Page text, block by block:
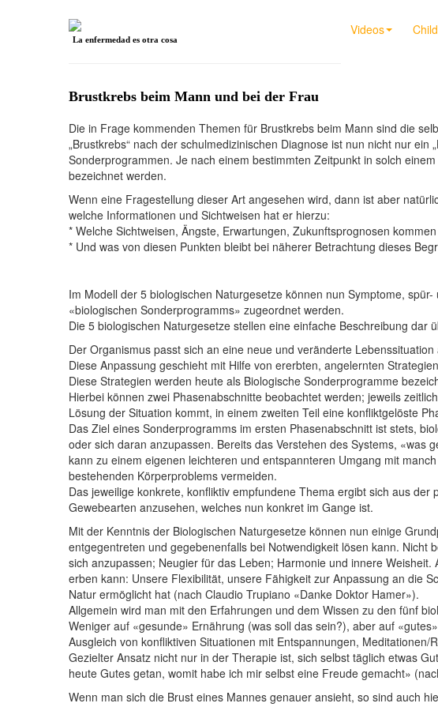
Videos
La enfermedad es otra cosa
Brustkrebs beim Mann und bei der Frau
Die in Frage kommenden Themen für Brustkrebs beim Mann sind die
„Brustkrebs“ nach der schulmedizinischen Diagnose ist nun nicht nur
Sonderprogrammen. Je nach einem bestimmten Zeitpunkt in solch
bezeichnet werden.
Wenn eine Fragestellung dieser Art angesehen wird, dann ist aber
welche Informationen und Sichtweisen hat er hierzu:
* Welche Sichtweisen, Ängste, Erwartungen, Zukunftsprognosen
* Und was von diesen Punkten bleibt bei näherer Betrachtung dieses
Im Modell der 5 biologischen Naturgesetze können nun Symptome,
«biologischen Sonderprogramms» zugeordnet werden.
Die 5 biologischen Naturgesetze stellen eine einfache Beschreibung
Der Organismus passt sich an eine neue und veränderte Lebenssituation
Diese Anpassung geschieht mit Hilfe von ererbten, angelernten
Diese Strategien werden heute als Biologische Sonderprogramme
Hierbei können zwei Phasenabschnitte beobachtet werden; jeweils
Lösung der Situation kommt, in einem zweiten Teil eine konfliktgelöste
Das Ziel eines Sonderprogramms im ersten Phasenabschnitt ist stets,
oder sich daran anzupassen. Bereits das Verstehen des Systems,
kann zu einem eigenen leichteren und entspannteren Umgang mit
bestehenden Körperproblems vermeiden.
Das jeweilige konkrete, konfliktiv empfundene Thema ergibt sich aus
Gewebearten anzusehen, welches nun konkret im Gange ist.
Mit der Kenntnis der Biologischen Naturgesetze können nun einige
entgegentreten und gegebenenfalls bei Notwendigkeit lösen kann.
sich anzupassen; Neugier für das Leben; Harmonie und innere
erben kann: Unsere Flexibilität, unsere Fähigkeit zur Anpassung an die
Natur ermöglicht hat (nach Claudio Trupiano «Danke Doktor Hamer»).
Allgemein wird man mit den Erfahrungen und dem Wissen zu den fünf
Weniger auf «gesunde» Ernährung (was soll das sein?), aber auf
Ausgleich von konfliktiven Situationen mit Entspannungen,
Gezielter Ansatz nicht nur in der Therapie ist, sich selbst täglich etwas
heute Gutes getan, womit habe ich mir selbst eine Freude gemacht»
Wenn man sich die Brust eines Mannes genauer ansieht, so sind auch